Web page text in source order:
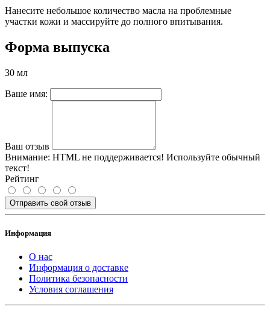
Нанесите небольшое количество масла на проблемные
участки кожи и массируйте до полного впитывания.
Форма выпуска
30 мл
Ваше имя:
Ваш отзыв
Внимание: HTML не поддерживается! Используйте обычный
текст!
Рейтинг
Отправить свой отзыв
Информация
О нас
Информация о доставке
Политика безопасности
Условия соглашения